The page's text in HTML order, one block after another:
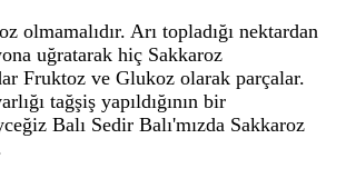
olmamalıdır. Arı topladığı nektardan
uğratarak hiç Sakkaroz
Fruktoz ve Glukoz olarak parçalar.
tağşiş yapıldığının bir
Balı Sedir Balı'mızda Sakkaroz